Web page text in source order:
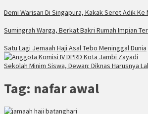
Demi Warisan Di Singapura, Kakak Seret Adik Ke
Sumingrah Warga, Berkat Bakri Rumah Impian
Satu Lagi Jemaah Haji Asal Tebo Meninggal Dunia
Sekolah Minim Siswa, Dewan: Diknas Harusnya
Tag: nafar awal